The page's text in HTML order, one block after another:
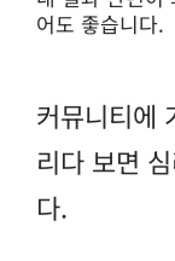
어도 좋습니다.
커뮤니티에
리다 보면
다.